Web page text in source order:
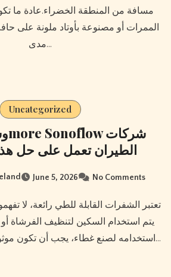
مسافة من المنطقة الخضراء.عادة ما
الممرات أو مصنوعة بأوتاد ملونة على
مدى…
Uncategorized
الطيران تعمل على حل
June 5, 2026 No Comments
تعتبر الشفرات القابلة للطي رائعة، لا تفهموني خطأ، ولكن عندما
يتم استخدام السكين لتنظيف الفرشاة
استخدامه لصنع غطاء، يجب أن تكون موثوقة.إذا كنت تريد الكل…